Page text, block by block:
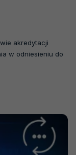
akredytacji
w odniesieniu do